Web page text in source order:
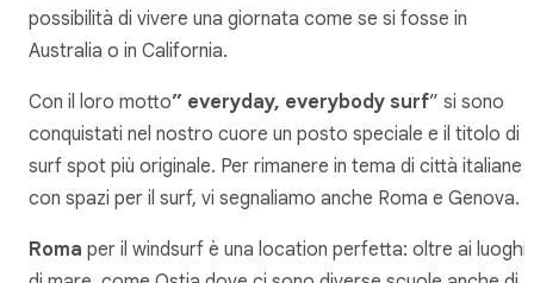
possibilità di vivere una giornata come se si fosse in
Australia o in California.
Con il loro motto” everyday, everybody surf” si sono
conquistati nel nostro cuore un posto speciale e il titolo di
surf spot più originale. Per rimanere in tema di città italiane
con spazi per il surf, vi segnaliamo anche Roma e Genova.
Roma per il windsurf è una location perfetta: oltre ai luoghi